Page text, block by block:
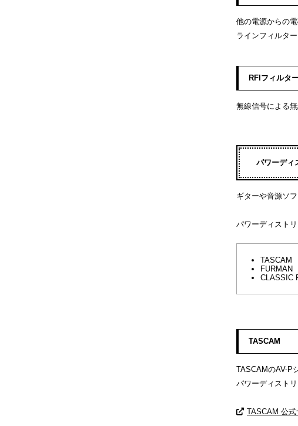
他の電源からの
ラインフィルタ
RFIフィルタ
無線信号による
パワーディ
ギターや音源ソ
パワーディスト
TASCAM
FURMAN
CLASSIC
TASCAM
TASCAMのAV-P
パワーディスト
TASCAM 公